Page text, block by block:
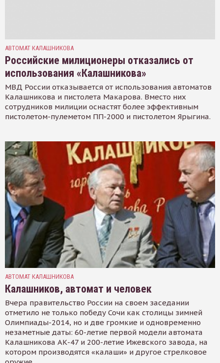
АВТОМАТ КАЛАШНИКОВА
Российские милиционеры отказались от
использования «Калашникова»
МВД России отказывается от использования автоматов
Калашникова и пистолета Макарова. Вместо них
сотрудников милиции оснастят более эффективным
пистолетом-пулеметом ПП-2000 и пистолетом Ярыгина.
АВТОМАТ КАЛАШНИКОВА
Калашников, автомат и человек
Вчера правительство России на своем заседании
отметило не только победу Сочи как столицы зимней
Олимпиады-2014, но и две громкие и одновременно
незаметные даты: 60-летие первой модели автомата
Калашникова АК-47 и 200-летие Ижевского завода, на
котором производятся «калаши» и другое стрелковое